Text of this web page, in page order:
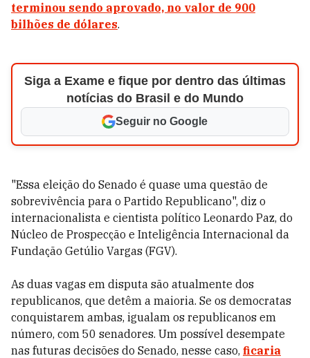
terminou sendo aprovado, no valor de 900
bilhões de dólares.
Siga a Exame e fique por dentro das últimas
notícias do Brasil e do Mundo
Seguir no Google
"Essa eleição do Senado é quase uma questão de
sobrevivência para o Partido Republicano", diz o
internacionalista e cientista político Leonardo Paz, do
Núcleo de Prospecção e Inteligência Internacional da
Fundação Getúlio Vargas (FGV).
As duas vagas em disputa são atualmente dos
republicanos, que detêm a maioria. Se os democratas
conquistarem ambas, igualam os republicanos em
número, com 50 senadores. Um possível desempate
nas futuras decisões do Senado, nesse caso, ficaria